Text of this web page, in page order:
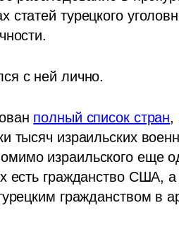
турецкого
с ней лично.
полный список стран,
тысяч израильских
израильского еще
есть гражданство США, а
гражданством в